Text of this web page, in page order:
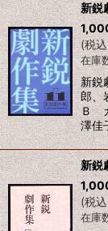
新鋭
(税込
在庫
新鋭
郎、
Ｂ
澤佳
新鋭
(税込
在庫